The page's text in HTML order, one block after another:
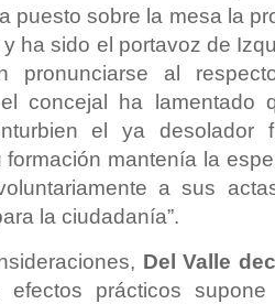
puesto sobre la mesa la
ha sido el portavoz de
pronunciarse al
concejal ha lamentado
el ya desolador
mantenía la
a sus
la ciudadanía”.
Del Valle
prácticos